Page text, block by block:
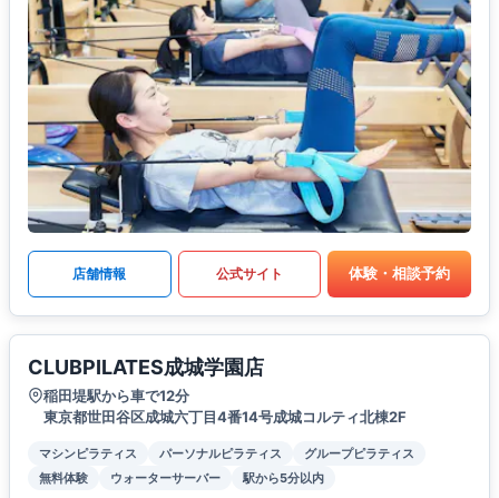
店舗情報 公式サイト 体験・相談予約
CLUBPILATES成城学園店
稲田堤駅から車で12分
東京都世田谷区成城六丁目4番14号成城コルティ北棟2F
マシンピラティス パーソナルピラティス
グループピラティス
無料体験
ウォーターサーバー 駅から5分以内